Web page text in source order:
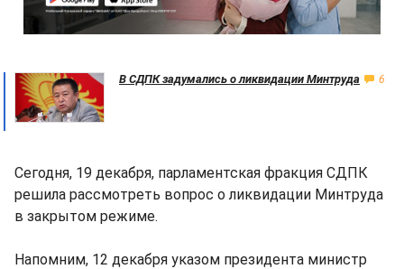
В СДПК задумались о ликвидации Минтруда 6
Сегодня, 19 декабря, парламентская фракция СДПК
решила рассмотреть вопрос о ликвидации Минтруда
в закрытом режиме.
Напомним, 12 декабря указом президента министр